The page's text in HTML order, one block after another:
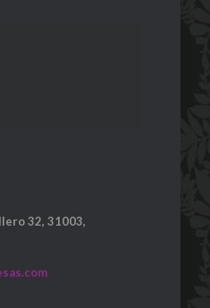
32, 31003,